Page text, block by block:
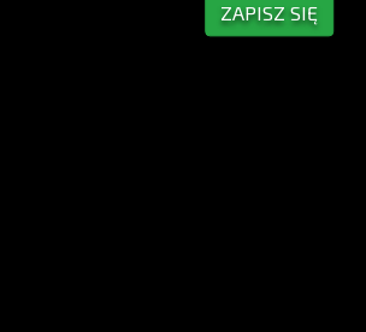
ZAPISZ SIĘ